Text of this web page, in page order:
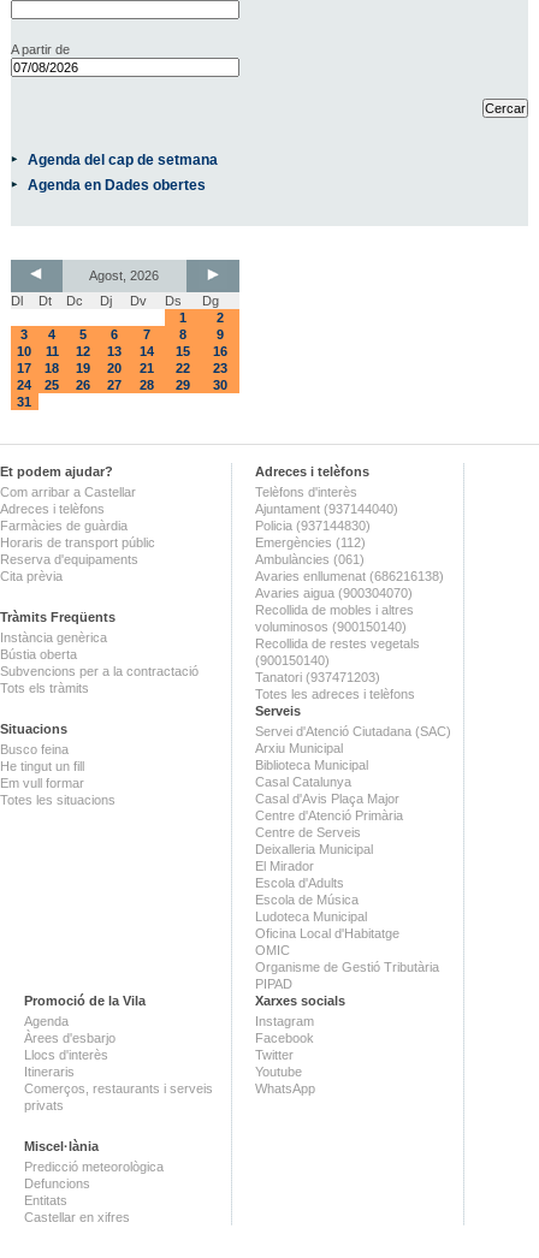
A partir de
Agenda del cap de setmana
Agenda en Dades obertes
Agost, 2026
Dl
Dt Dc Dj Dv Ds
Dg
1
2
3
4 5 6 7 8
9
10
11 12 13 14 15
16
17
18 19 20 21 22
23
24
25 26 27 28 29
30
31
Et podem ajudar?
Com arribar a Castellar
Adreces i telèfons
Farmàcies de guàrdia
Horaris de transport públic
Reserva d'equipaments
Cita prèvia
Tràmits Freqüents
Instància genèrica
Bústia oberta
Subvencions per a la contractació
Tots els tràmits
Situacions
Busco feina
He tingut un fill
Em vull formar
Totes les situacions
Adreces i telèfons
Telèfons d'interès
Ajuntament (937144040)
Policia (937144830)
Emergències (112)
Ambulàncies (061)
Avaries enllumenat (686216138)
Avaries aigua (900304070)
Recollida de mobles i altres
voluminosos (900150140)
Recollida de restes vegetals
(900150140)
Tanatori (937471203)
Totes les adreces i telèfons
Serveis
Servei d'Atenció Ciutadana (SAC)
Arxiu Municipal
Biblioteca Municipal
Casal Catalunya
Casal d'Avis Plaça Major
Centre d'Atenció Primària
Centre de Serveis
Deixalleria Municipal
El Mirador
Escola d'Adults
Escola de Música
Ludoteca Municipal
Oficina Local d'Habitatge
OMIC
Organisme de Gestió Tributària
PIPAD
Promoció de la Vila
Agenda
Àrees d'esbarjo
Llocs d'interès
Itineraris
Comerços, restaurants i serveis
privats
Miscel·lània
Predicció meteorològica
Defuncions
Entitats
Castellar en xifres
Xarxes socials
Instagram
Facebook
Twitter
Youtube
WhatsApp